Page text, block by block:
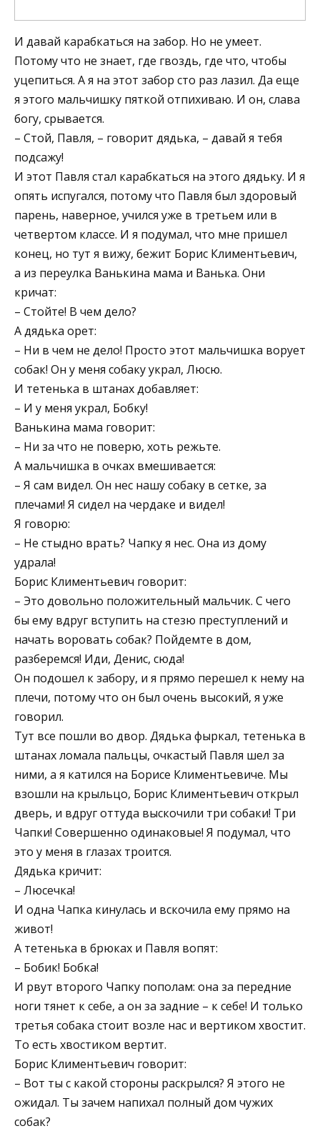
И давай карабкаться на забор. Но не умеет.
Потому что не знает, где гвоздь, где что, чтобы
уцепиться. А я на этот забор сто раз лазил. Да еще
я этого мальчишку пяткой отпихиваю. И он, слава
богу, срывается.
– Стой, Павля, – говорит дядька, – давай я тебя
подсажу!
И этот Павля стал карабкаться на этого дядьку. И я
опять испугался, потому что Павля был здоровый
парень, наверное, учился уже в третьем или в
четвертом классе. И я подумал, что мне пришел
конец, но тут я вижу, бежит Борис Климентьевич,
а из переулка Ванькина мама и Ванька. Они
кричат:
– Стойте! В чем дело?
А дядька орет:
– Ни в чем не дело! Просто этот мальчишка ворует
собак! Он у меня собаку украл, Люсю.
И тетенька в штанах добавляет:
– И у меня украл, Бобку!
Ванькина мама говорит:
– Ни за что не поверю, хоть режьте.
А мальчишка в очках вмешивается:
– Я сам видел. Он нес нашу собаку в сетке, за
плечами! Я сидел на чердаке и видел!
Я говорю:
– Не стыдно врать? Чапку я нес. Она из дому
удрала!
Борис Климентьевич говорит:
– Это довольно положительный мальчик. С чего
бы ему вдруг вступить на стезю преступлений и
начать воровать собак? Пойдемте в дом,
разберемся! Иди, Денис, сюда!
Он подошел к забору, и я прямо перешел к нему на
плечи, потому что он был очень высокий, я уже
говорил.
Тут все пошли во двор. Дядька фыркал, тетенька в
штанах ломала пальцы, очкастый Павля шел за
ними, а я катился на Борисе Климентьевиче. Мы
взошли на крыльцо, Борис Климентьевич открыл
дверь, и вдруг оттуда выскочили три собаки! Три
Чапки! Совершенно одинаковые! Я подумал, что
это у меня в глазах троится.
Дядька кричит:
– Люсечка!
И одна Чапка кинулась и вскочила ему прямо на
живот!
А тетенька в брюках и Павля вопят:
– Бобик! Бобка!
И рвут второго Чапку пополам: она за передние
ноги тянет к себе, а он за задние – к себе! И только
третья собака стоит возле нас и вертиком хвостит.
То есть хвостиком вертит.
Борис Климентьевич говорит:
– Вот ты с какой стороны раскрылся? Я этого не
ожидал. Ты зачем напихал полный дом чужих
собак?